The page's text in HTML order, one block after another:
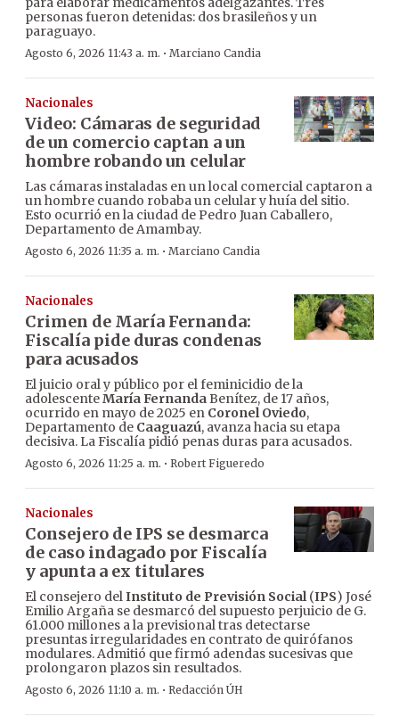
personas fueron detenidas: dos brasileños y un
paraguayo.
Agosto 6, 2026 11:43 a. m. · Marciano Candia
Nacionales
Video: Cámaras de seguridad
de un comercio captan a un
hombre robando un celular
Las cámaras instaladas en un local comercial captaron a
un hombre cuando robaba un celular y huía del sitio.
Esto ocurrió en la ciudad de Pedro Juan Caballero,
Departamento de Amambay.
Agosto 6, 2026 11:35 a. m. · Marciano Candia
Nacionales
Crimen de María Fernanda:
Fiscalía pide duras condenas
para acusados
El juicio oral y público por el feminicidio de la
adolescenteMaría FernandaBenítez, de 17 años,
ocurrido en mayo de 2025 en Coronel Oviedo,
Departamento de Caaguazú, avanza hacia su etapa
decisiva. La Fiscalía pidió penas duras para acusados.
Agosto 6, 2026 11:25 a. m. · Robert Figueredo
Nacionales
Consejero de IPS se desmarca
de caso indagado por Fiscalía
y apunta a ex titulares
El consejero delInstituto de Previsión Social(IPS) José
Emilio Argaña se desmarcó del supuesto perjuicio de G.
61.000 millones a la previsional tras detectarse
presuntas irregularidades en contrato de quirófanos
modulares. Admitió que firmó adendas sucesivas que
prolongaron plazos sin resultados.
Agosto 6, 2026 11:10 a. m. · Redacción ÚH